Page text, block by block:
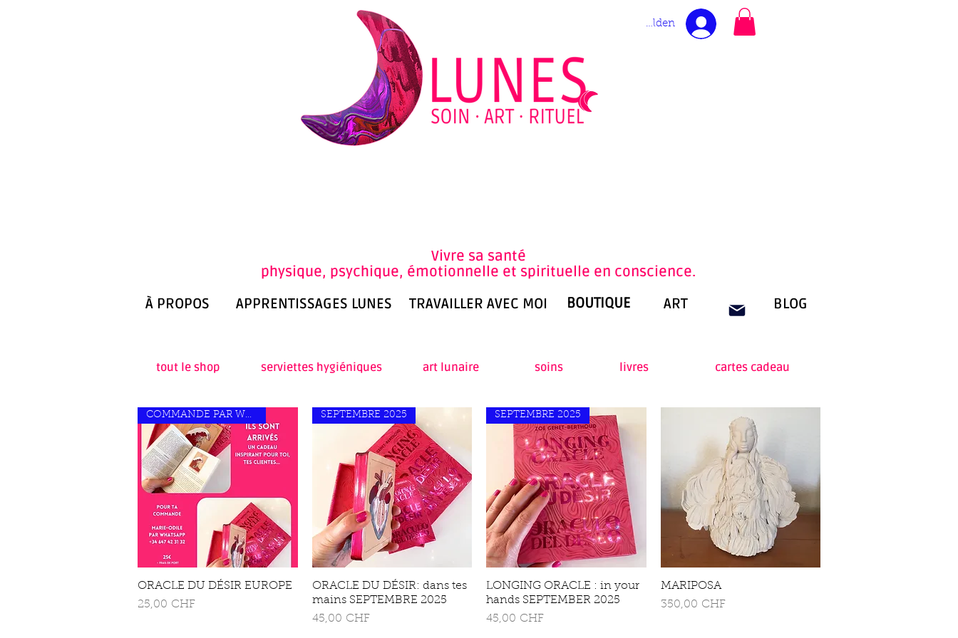
Anmelden
Vivre sa santé
physique, psychique, émotionnelle et spirituelle en conscience.
À PROPOS
APPRENTISSAGES LUNES TRAVAILLER AVEC MOI BOUTIQUE ART BLOG
tout le shop serviettes hygiéniques art lunaire soins livres cartes cadeau
Schnellansicht
COMMANDE PAR WHATSAPP
ORACLE DU DÉSIR EUROPE
Preis
25,00 CHF
Schnellansicht
SEPTEMBRE 2025
ORACLE DU DÉSIR: dans tes
mains SEPTEMBRE 2025
Preis
45,00 CHF
Schnellansicht
SEPTEMBRE 2025
LONGING ORACLE : in your
hands SEPTEMBER 2025
Preis
45,00 CHF
Schnellansicht
MARIPOSA
Preis
350,00 CHF